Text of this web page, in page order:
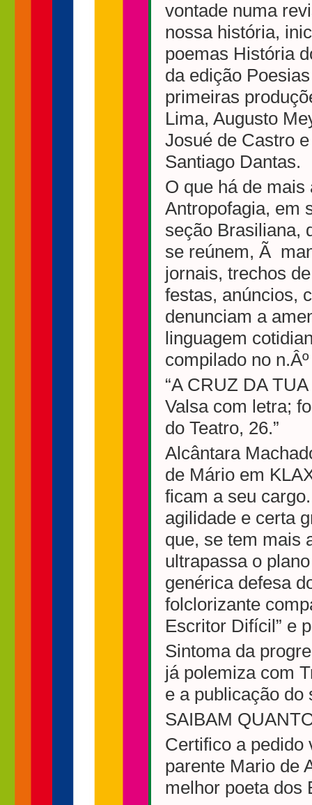
vontade numa
nossa história,
poemas História
da edição
primeiras
Lima, Augusto
Josué de Castro
Santiago Dantas.
O que há de
Antropofagia, em
seção Brasiliana,
se reúnem, Ã
jornais, trechos
festas, anúncios,
denunciam a
linguagem
compilado no
“A CRUZ DA
Valsa com letra;
do Teatro, 26.”
Alcântara
de Mário em
ficam a seu
agilidade e certa
que, se tem mais
ultrapassa o
genérica defesa
folclorizante
Escritor Difícil” e
Sintoma da
já polemiza com
e a publicação do
SAIBAM
Certifico a pedido
parente Mario de
melhor poeta dos